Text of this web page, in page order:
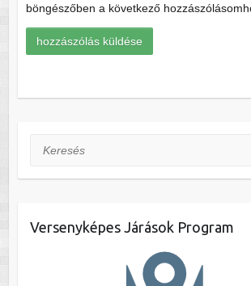
böngészőben a következő
Keresés
Versenyképes Járások Program